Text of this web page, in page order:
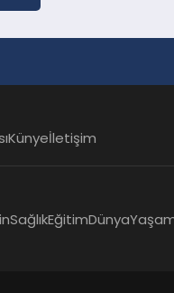
Künyeİletişim
SağlıkEğitimDünya